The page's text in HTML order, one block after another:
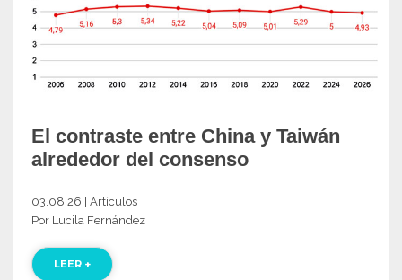
El contraste entre China y Taiwán
alrededor del consenso
03.08.26 | Artículos
Por Lucila Fernández
LEER +